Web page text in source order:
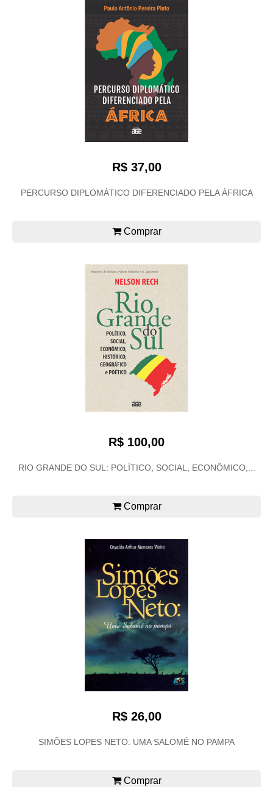
R$ 37,00
PERCURSO DIPLOMÁTICO DIFERENCIADO PELA ÁFRICA
Comprar
R$ 100,00
RIO GRANDE DO SUL: POLÍTICO, SOCIAL, ECONÔMICO,...
Comprar
R$ 26,00
SIMÕES LOPES NETO: UMA SALOMÉ NO PAMPA
Comprar